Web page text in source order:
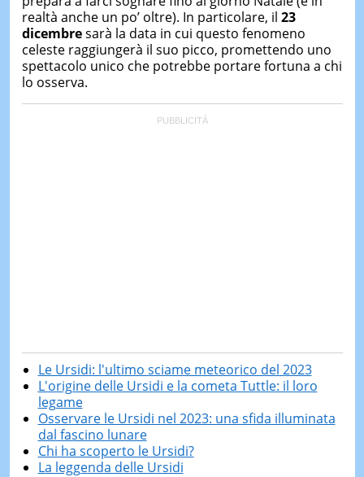
realtà anche un po’ oltre). In particolare, il 23
dicembresarà la data in cui questo fenomeno
celeste raggiungerà il suo picco, promettendo uno
spettacolo unico che potrebbe portare fortuna a chi
lo osserva.
Le Ursidi: l'ultimo sciame meteorico del 2023
L'origine delle Ursidi e la cometa Tuttle: il loro
legame
Osservare le Ursidi nel 2023: una sfida illuminata
dal fascino lunare
Chi ha scoperto le Ursidi?
La leggenda delle Ursidi